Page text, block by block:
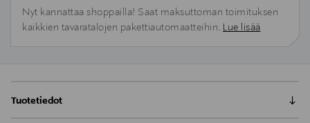
Nyt kannattaa shoppailla! Saat maksuttoman toimituksen
kaikkien tavaratalojen pakettiautomaatteihin. Lue lisää
Tuotetiedot